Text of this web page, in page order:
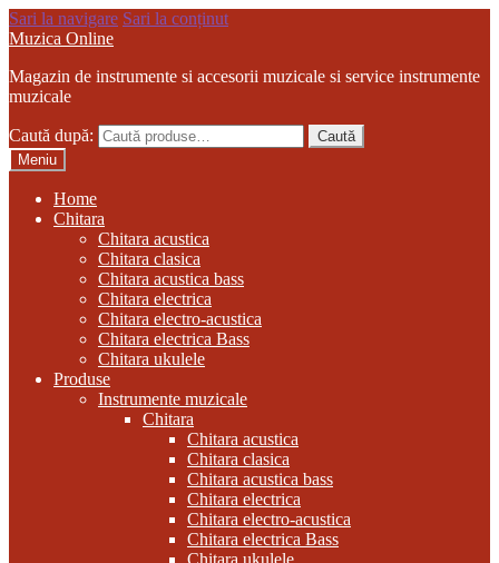
Sari la navigare Sari la conținut
Muzica Online
Magazin de instrumente si accesorii muzicale si service instrumente
muzicale
Caută după:
Caută
Meniu
Home
Chitara
Chitara acustica
Chitara clasica
Chitara acustica bass
Chitara electrica
Chitara electro-acustica
Chitara electrica Bass
Chitara ukulele
Produse
Instrumente muzicale
Chitara
Chitara acustica
Chitara clasica
Chitara acustica bass
Chitara electrica
Chitara electro-acustica
Chitara electrica Bass
Chitara ukulele